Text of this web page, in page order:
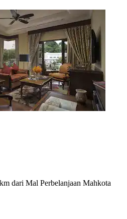
dari Mal Perbelanjaan Mahkota